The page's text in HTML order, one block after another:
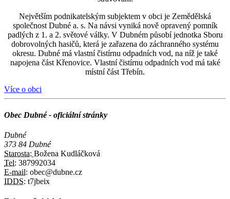
Největším podnikatelským subjektem v obci je Zemědělská
společnost Dubné a. s. Na návsi vyniká nově opravený pomník
padlých z 1. a 2. světové války. V Dubném působí jednotka Sboru
dobrovolných hasičů, která je zařazena do záchranného systému
okresu. Dubné má vlastní čistírnu odpadních vod, na níž je také
napojena část Křenovice. Vlastní čistírnu odpadních vod má také
místní část Třebín.
Více o obci
Obec Dubné - oficiální stránky
Dubné
373 84 Dubné
Starosta: Božena Kudláčková
Tel: 387992034
E-mail: obec@dubne.cz
IDDS: t7jbeix